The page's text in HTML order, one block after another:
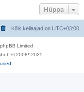
Hüppa
Kõik kellaajad on UTC+03:00
Limited
© 2008*-2025